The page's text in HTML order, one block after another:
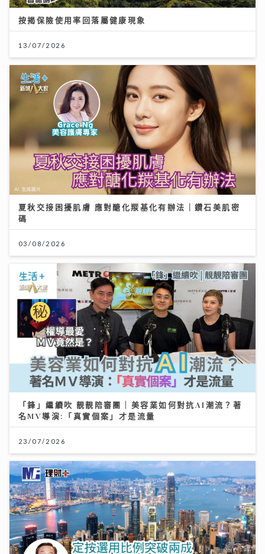
按揭保險使用率回落屬健康現象
13/07/2026
夏秋交接困擾肌膚 應對醣化羰基化有辦法｜鑽石美肌密
碼
03/08/2026
「鋒」繼續吹 靚靚陪審團 | 美容業如何對抗AI潮流？著
名MV導演:「真實個案」才是流量
23/07/2026